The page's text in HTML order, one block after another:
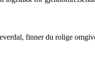
finner du rolige